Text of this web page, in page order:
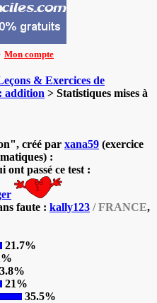
Mon compte
& Exercices de
addition > Statistiques mises à
créé par xana59 (exercice
:
ont passé ce test :
faute : kally123 / FRANCE,
21.7%
21%
35.5%